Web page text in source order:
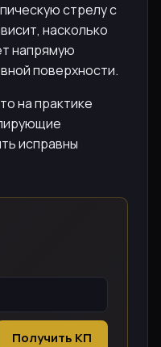
стрелу с
насколько
напрямую
поверхности.
на практике
исправны
Получить КП